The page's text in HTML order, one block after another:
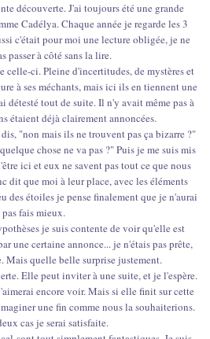
découverte. J'ai toujours été une grande
Cadélya. Chaque année je regarde les 3
c'était pour moi une lecture obligée, je ne
passer à côté sans la lire.
celle-ci. Pleine d'incertitudes, de mystères et
à ses méchants, mais ici ils en tiennent une
détesté tout de suite. Il n'y avait même pas à
étaient déjà clairement annoncées.
"non mais ils ne trouvent pas ça bizarre ?"
chose ne va pas ?" Puis je me suis mis
ici et eux ne savent pas tout ce que nous
dit que moi à leur place, avec les éléments
des étoiles je pense finalement que je n'aurai
pas fais mieux.
je suis contente de voir qu'elle est
une certaine annonce... je n'étais pas prête,
Mais quelle belle surprise justement.
Elle peut inviter à une suite, et je l'espère.
encore voir. Mais si elle finit sur cette
une fin comme nous la souhaiterions.
cas je serai satisfaite.